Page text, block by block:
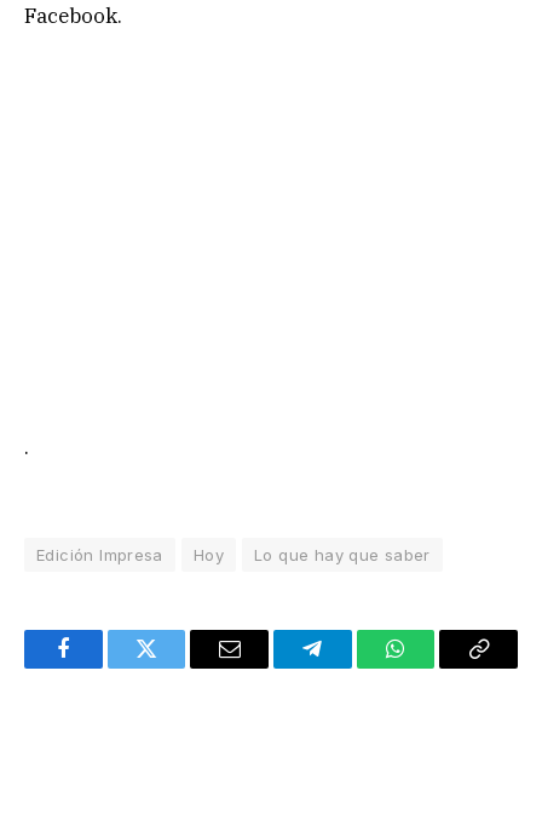
Facebook.
.
Edición Impresa Hoy Lo que hay que saber
FacebookTwitter Email TelegramWhatsAppCopy